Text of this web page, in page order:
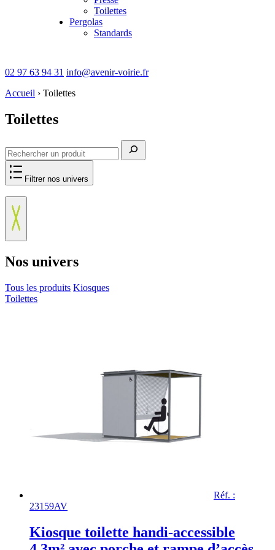
Toilettes
Pergolas
Standards
02 97 63 94 31 info@avenir-voirie.fr
Accueil › Toilettes
Toilettes
Filtrer nos univers
Nos univers
Tous les produits Kiosques
Toilettes
Réf. :
23159AV
Kiosque toilette handi-accessible